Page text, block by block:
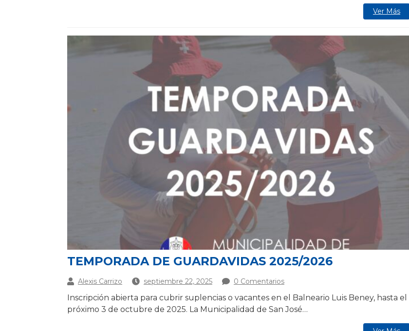
Ver Más
TEMPORADA DE GUARDAVIDAS 2025/2026
Alexis Carrizo septiembre 22, 2025 0 Comentarios
Inscripción abierta para cubrir suplencias o vacantes en el Balneario Luis Beney, hasta el
próximo 3 de octubre de 2025. La Municipalidad de San José…